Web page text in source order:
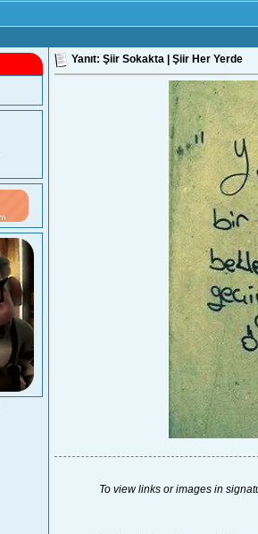
Yanıt: Şiir Sokakta | Şiir Her Yerde
To view links or images in